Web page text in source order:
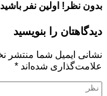
بدون نظر! اولین نفر باشید
دیدگاهتان را بنویسید
نشانی ایمیل شما منتشر
علامت‌گذاری شده‌اند *